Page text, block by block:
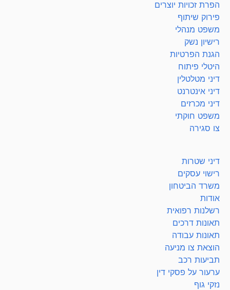
הפרת זכויות יוצרים
פירוק שיתוף
משפט מנהלי
רישיון נשק
הגנת הפרטיות
היטלי פיתוח
דיני מטלטלין
דיני אינטרנט
דיני מכרזים
משפט חוקתי
צו סגירה
דיני שטרות
רישוי עסקים
משרד הביטחון
אודות
רשלנות רפואית
תאונות דרכים
תאונות עבודה
הוצאת צו מניעה
תביעות רכב
ערעור על פסקי דין
נזקי גוף